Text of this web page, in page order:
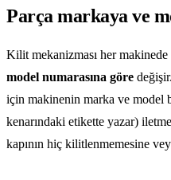
Parça markaya ve
Kilit mekanizması her makinede
model numarasına göre
için makinenin marka ve model
kenarındaki etikette yazar)
kapının hiç kilitlenmemesine